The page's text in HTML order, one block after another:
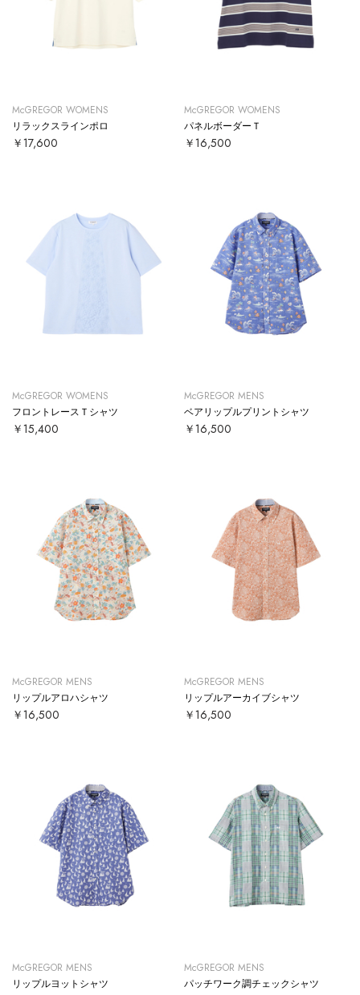
McGREGOR WOMENS
リラックスラインポロ
￥17,600
McGREGOR WOMENS
パネルボーダーＴ
￥16,500
McGREGOR WOMENS
フロントレースＴシャツ
￥15,400
McGREGOR MENS
ベアリップルプリントシャツ
￥16,500
McGREGOR MENS
リップルアロハシャツ
￥16,500
McGREGOR MENS
リップルアーカイブシャツ
￥16,500
McGREGOR MENS
リップルヨットシャツ
McGREGOR MENS
パッチワーク調チェックシャツ